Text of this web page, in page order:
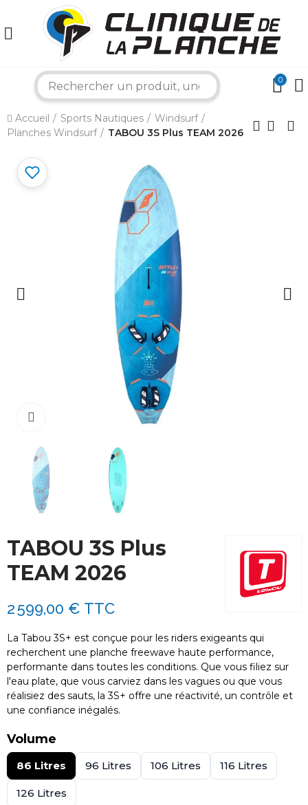
0
Accueil Sports Nautiques
Windsurf
Planches Windsurf
TABOU 3S Plus TEAM 2026
Cliquez pour agrandir
TABOU 3S Plus
TEAM 2026
2 599,00 € TTC
La Tabou 3S+ est conçue pour les riders exigeants qui
recherchent une planche freewave haute performance,
performante dans toutes les conditions. Que vous filiez sur
l'eau plate, que vous carviez dans les vagues ou que vous
réalisiez des sauts, la 3S+ offre une réactivité, un contrôle et
une confiance inégalés.
Volume
86 Litres 96 Litres 106 Litres 116 Litres
126 Litres
Bonjour ! Je suis votre expert nautique.
Comment puis-je vous aider aujourd'hui ?